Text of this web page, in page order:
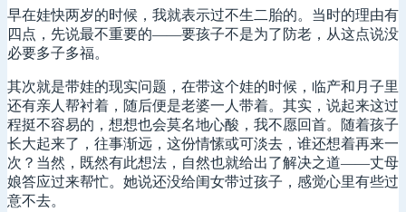
早在娃快两岁的时候，我就表示过不生二胎的。当时的理由有
四点，先说最不重要的——要孩子不是为了防老，从这点说没
必要多子多福。
其次就是带娃的现实问题，在带这个娃的时候，临产和月子里
还有亲人帮衬着，随后便是老婆一人带着。其实，说起来这过
程挺不容易的，想想也会莫名地心酸，我不愿回首。随着孩子
长大起来了，往事渐远，这份情愫或可淡去，谁还想着再来一
次？当然，既然有此想法，自然也就给出了解决之道——丈母
娘答应过来帮忙。她说还没给闺女带过孩子，感觉心里有些过
意不去。